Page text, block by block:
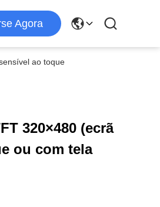
Agora
ao toque
320×480 (ecrã
ou com tela